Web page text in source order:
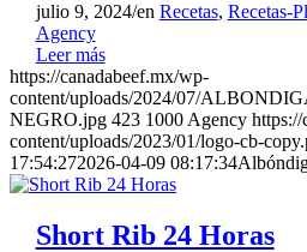
taza de agua fría
líquido junto con
molidas y la
Agrega el
rodajas.
5
Tapa y cocina a
julio 9, 2024/en Recetas, Recetas-
Agency
Leer más
https://canadabeef.mx/wp-
content/uploads/2024/07/
NEGRO.jpg 423 1000 Agency https://
content/uploads/2023/01/logo-cb-
17:54:272026-04-09 08:17:34
Short Rib 24 Horas